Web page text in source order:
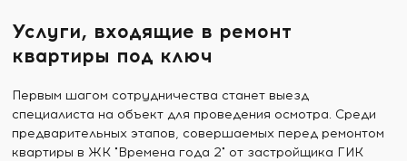
Услуги, входящие в ремонт
квартиры под ключ
Первым шагом сотрудничества станет выезд
специалиста на объект для проведения осмотра. Среди
предварительных этапов, совершаемых перед ремонтом
квартиры в ЖК "Времена года 2" от застройщика ГИК